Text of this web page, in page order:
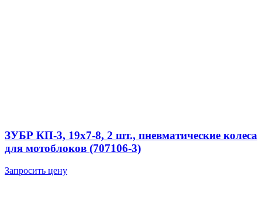
ЗУБР КП-3, 19х7-8, 2 шт., пневматические колеса
для мотоблоков (707106-3)
Запросить цену